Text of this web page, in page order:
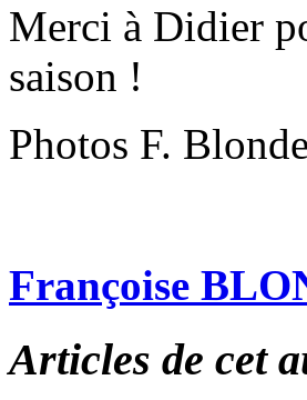
Merci à Didier
saison !
Photos F.
Françoise
Articles de cet